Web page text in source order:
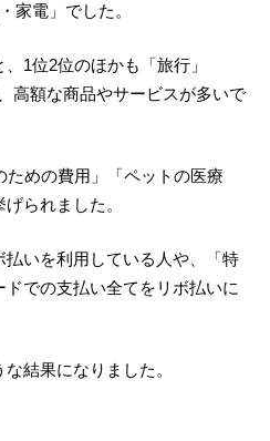
家電」でした。
1位2位のほかも「旅行」
高額な商品やサービスが多いで
ための費用」「ペットの医療
られました。
いを利用している人や、「特
での支払い全てをリボ払いに
結果になりました。